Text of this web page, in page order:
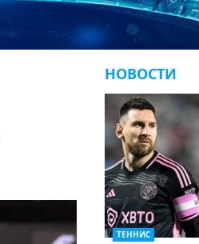
НОВОСТИ
ТЕННИС